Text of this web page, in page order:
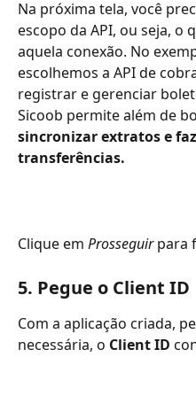
Na próxima tela, você
escopo da API, ou seja, o
aquela conexão. No
escolhemos a API de
registrar e gerenciar
Sicoob permite além de
sincronizar extratos e
transferências.
Clique em Prosseguir para
5. Pegue o Client ID
Com a aplicação criada,
necessária, o Client ID